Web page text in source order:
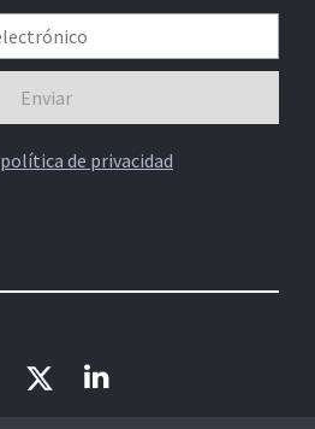
política de privacidad